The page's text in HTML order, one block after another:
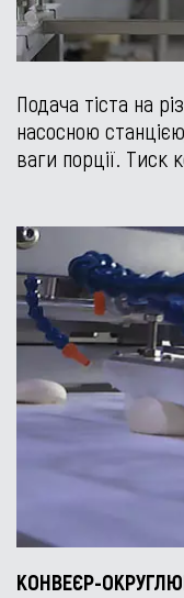
Подача тіста на
насосною
ваги порції. Тиск
КОНВЕЄР-